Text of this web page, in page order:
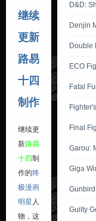
继续
更新
路易
十四
制作
继续更
新路易
十四制
作的终
极漫画
明星 人
物，这
D&D:
Denjin
Double
ECO
Fatal
Final
Garou:
Giga
Gunbird
Guilty